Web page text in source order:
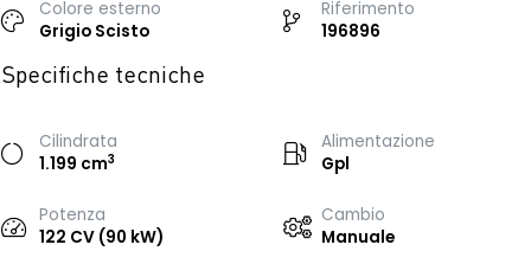
Colore esterno
Grigio Scisto
Riferimento
196896
Specifiche tecniche
Cilindrata
1.199 cm3
Alimentazione
Gpl
Potenza
122 CV (90 kW)
Cambio
Manuale